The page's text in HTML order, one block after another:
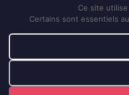
Ce site
Certains sont essentiels